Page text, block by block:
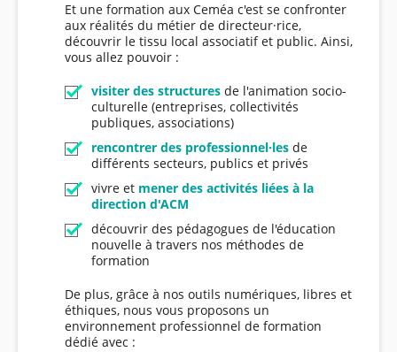
Et une formation aux Ceméa c'est se confronter
aux réalités du métier de directeur·rice,
découvrir le tissu local associatif et public. Ainsi,
vous allez pouvoir :
visiter des structuresde l'animation socio-
culturelle (entreprises, collectivités
publiques, associations)
rencontrer des professionnel·lesde
différents secteurs, publics et privés
vivre et mener des activités liées à la
direction d'ACM
découvrir des pédagogues de l'éducation
nouvelle à travers nos méthodes de
formation
De plus, grâce à nos outils numériques, libres et
éthiques, nous vous proposons un
environnement professionnel de formation
dédié avec :